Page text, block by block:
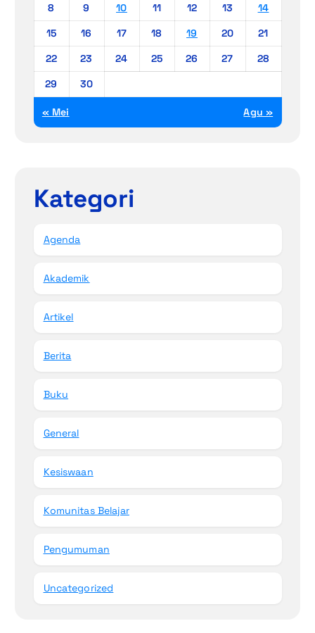
8
9 10 11 12 13
14
15
16 17 18 19 20
21
22
23 24 25 26 27
28
29
30
« Mei Agu »
Kategori
Agenda
Akademik
Artikel
Berita
Buku
General
Kesiswaan
Komunitas Belajar
Pengumuman
Uncategorized